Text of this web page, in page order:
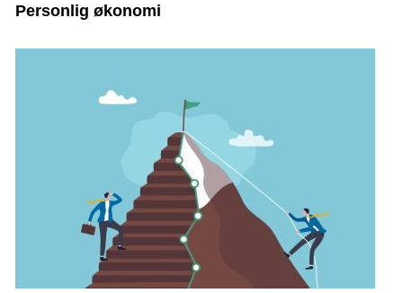
Personlig økonomi